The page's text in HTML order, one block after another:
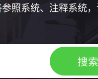
照系统、注释系统